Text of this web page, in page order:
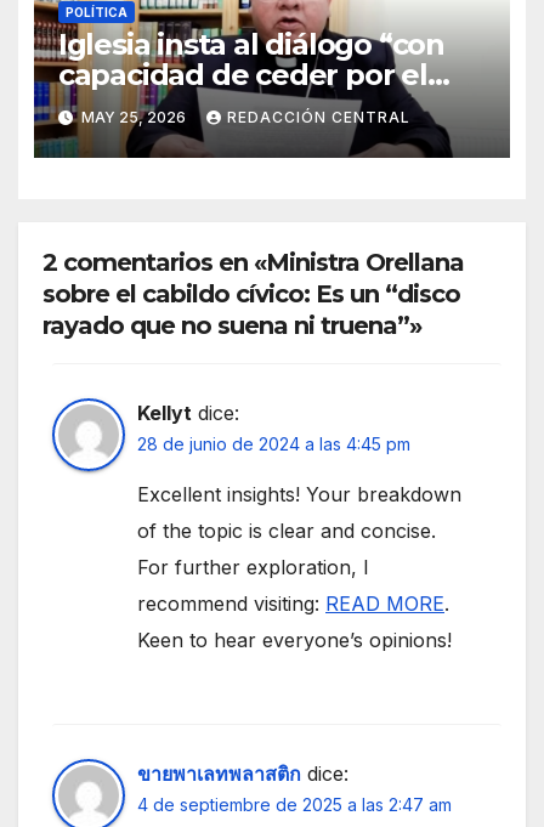
POLÍTICA
Iglesia insta al diálogo “con
capacidad de ceder por el
bien del país” y reitera su
disposición de mediador
MAY 25, 2026 REDACCIÓN CENTRAL
2 comentarios en «Ministra Orellana
sobre el cabildo cívico: Es un “disco
rayado que no suena ni truena”»
Kellyt dice:
28 de junio de 2024 a las 4:45 pm
Excellent insights! Your breakdown
of the topic is clear and concise.
For further exploration, I
recommend visiting: READ MORE.
Keen to hear everyone’s opinions!
ขายพาเลทพลาสติก dice:
4 de septiembre de 2025 a las 2:47 am